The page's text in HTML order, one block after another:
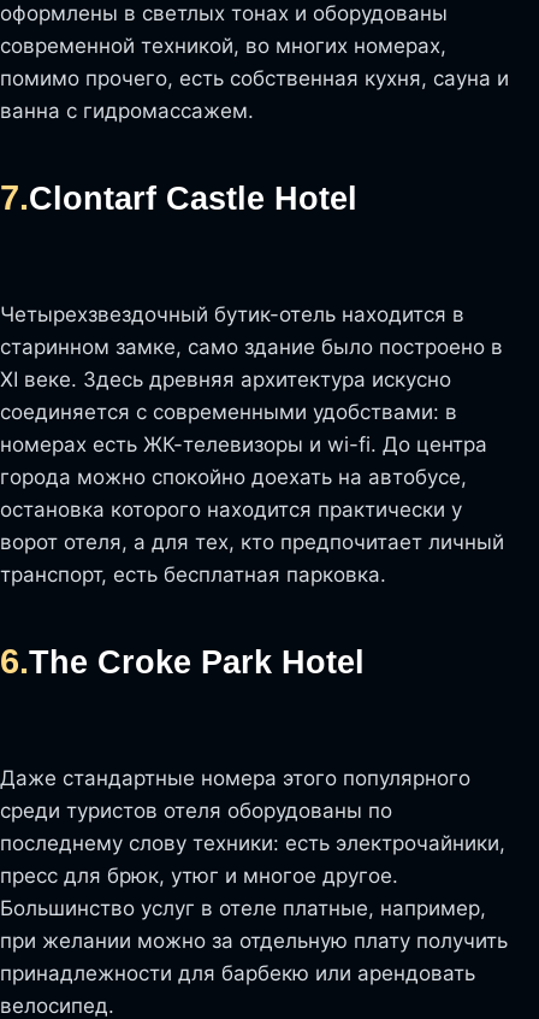
оформлены в светлых тонах и оборудованы
современной техникой, во многих номерах,
помимо прочего, есть собственная кухня, сауна и
ванна с гидромассажем.
7.Clontarf Castle Hotel
Четырехзвездочный бутик-отель находится в
старинном замке, само здание было построено в
XI веке. Здесь древняя архитектура искусно
соединяется с современными удобствами: в
номерах есть ЖК-телевизоры и wi-fi. До центра
города можно спокойно доехать на автобусе,
остановка которого находится практически у
ворот отеля, а для тех, кто предпочитает личный
транспорт, есть бесплатная парковка.
6.The Croke Park Hotel
Даже стандартные номера этого популярного
среди туристов отеля оборудованы по
последнему слову техники: есть электрочайники,
пресс для брюк, утюг и многое другое.
Большинство услуг в отеле платные, например,
при желании можно за отдельную плату получить
принадлежности для барбекю или арендовать
велосипед.